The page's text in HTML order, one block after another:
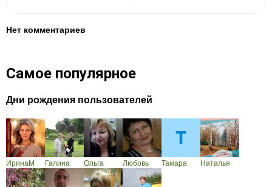
Нет комментариев
Самое популярное
Дни рождения пользователей
ИринаМ Галина Ольга Любовь Тамара Наталья